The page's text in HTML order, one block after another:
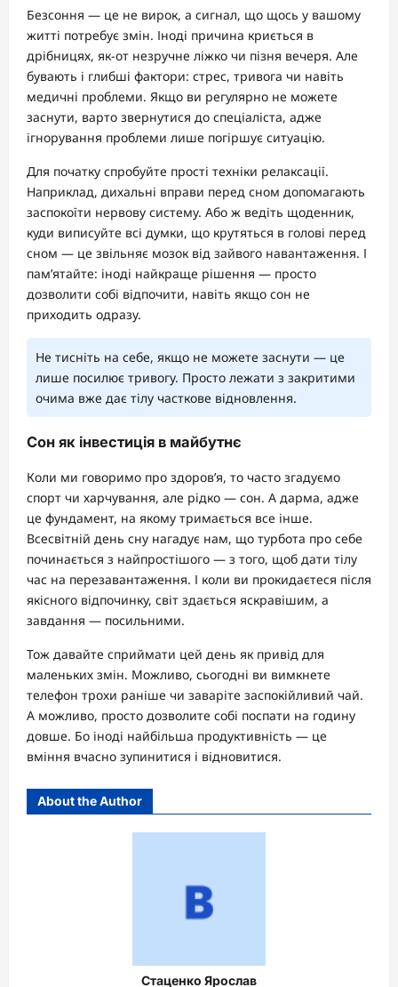
Безсоння — це не вирок, а сигнал, що щось у вашому
житті потребує змін. Іноді причина криється в
дрібницях, як-от незручне ліжко чи пізня вечеря. Але
бувають і глибші фактори: стрес, тривога чи навіть
медичні проблеми. Якщо ви регулярно не можете
заснути, варто звернутися до спеціаліста, адже
ігнорування проблеми лише погіршує ситуацію.
Для початку спробуйте прості техніки релаксації.
Наприклад, дихальні вправи перед сном допомагають
заспокоїти нервову систему. Або ж ведіть щоденник,
куди виписуйте всі думки, що крутяться в голові перед
сном — це звільняє мозок від зайвого навантаження. І
пам’ятайте: іноді найкраще рішення — просто
дозволити собі відпочити, навіть якщо сон не
приходить одразу.
Не тисніть на себе, якщо не можете заснути — це
лише посилює тривогу. Просто лежати з закритими
очима вже дає тілу часткове відновлення.
Сон як інвестиція в майбутнє
Коли ми говоримо про здоров’я, то часто згадуємо
спорт чи харчування, але рідко — сон. А дарма, адже
це фундамент, на якому тримається все інше.
Всесвітній день сну нагадує нам, що турбота про себе
починається з найпростішого — з того, щоб дати тілу
час на перезавантаження. І коли ви прокидаєтеся після
якісного відпочинку, світ здається яскравішим, а
завдання — посильними.
Тож давайте сприймати цей день як привід для
маленьких змін. Можливо, сьогодні ви вимкнете
телефон трохи раніше чи заваріте заспокійливий чай.
А можливо, просто дозволите собі поспати на годину
довше. Бо іноді найбільша продуктивність — це
вміння вчасно зупинитися і відновитися.
About the Author
Стаценко Ярослав